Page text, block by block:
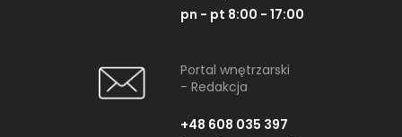
pn - pt 8:00 - 17:00
Portal wnętrzarski
- Redakcja
+48 608 035 397